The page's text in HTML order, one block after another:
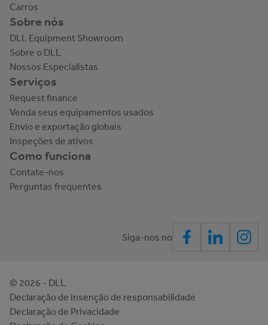
Carros
Sobre nós
DLL Equipment Showroom
Sobre o DLL
Nossos Especialistas
Serviços
Request finance
Venda seus equipamentos usados
Envio e exportação globais
Inspeções de ativos
Como funciona
Contate-nos
Perguntas frequentes
Siga-nos no
© 2026 - DLL
Declaração de insenção de responsabilidade
Declaração de Privacidade